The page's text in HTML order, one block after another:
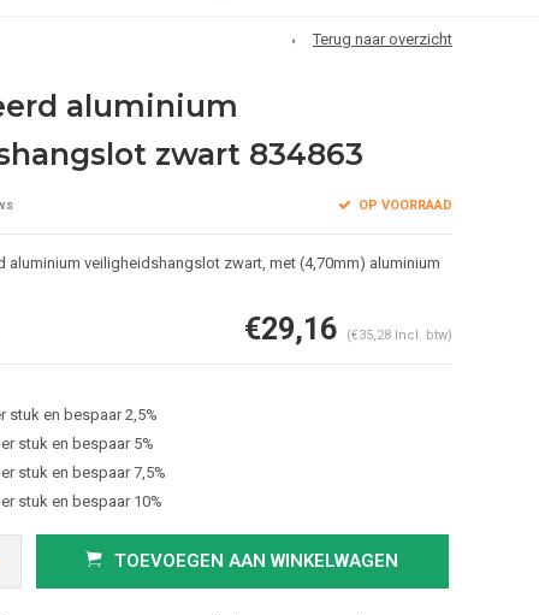
Terug naar overzicht
aluminium
zwart 834863
OP VOORRAAD
aluminium veiligheidshangslot zwart, met (4,70mm) aluminium
€29,16 (€35,28 Incl. btw)
stuk en bespaar 2,5%
stuk en bespaar 5%
stuk en bespaar 7,5%
stuk en bespaar 10%
TOEVOEGEN AAN WINKELWAGEN